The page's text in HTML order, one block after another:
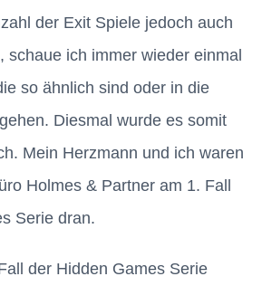
der Exit Spiele jedoch auch
schaue ich immer wieder einmal
so ähnlich sind oder in die
Diesmal wurde es somit
Mein Herzmann und ich waren
Holmes & Partner am 1. Fall
Serie dran.
der Hidden Games Serie